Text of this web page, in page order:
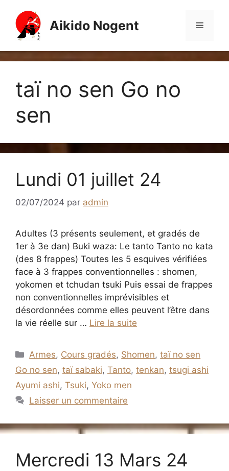
contenu
Aikido Nogent Menu
taï no sen Go no
sen
Lundi 01 juillet 24
02/07/2024 par admin
Adultes (3 présents seulement, et gradés de
1er à 3e dan) Buki waza: Le tanto Tanto no kata
(des 8 frappes) Toutes les 5 esquives vérifiées
face à 3 frappes conventionnelles : shomen,
yokomen et tchudan tsuki Puis essai de frappes
non conventionnelles imprévisibles et
désordonnées comme elles peuvent l’être dans
la vie réelle sur … Lire la suite
Catégories
Armes, Cours gradés, Shomen,taï no sen
Go no sen, taï sabaki, Tanto, tenkan, tsugi ashi
Ayumi ashi, Tsuki, Yoko men
Laisser un commentaire
Mercredi 13 Mars 24